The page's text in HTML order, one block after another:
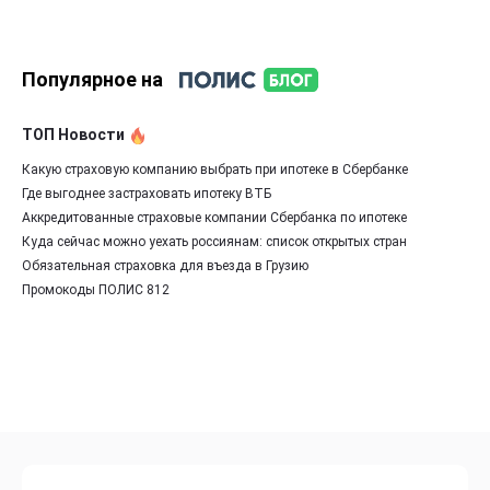
Популярное на
ТОП Новости
Какую страховую компанию выбрать при ипотеке в Сбербанке
Где выгоднее застраховать ипотеку ВТБ
Аккредитованные страховые компании Сбербанка по ипотеке
Куда сейчас можно уехать россиянам: список открытых стран
Обязательная страховка для въезда в Грузию
Промокоды ПОЛИС 812